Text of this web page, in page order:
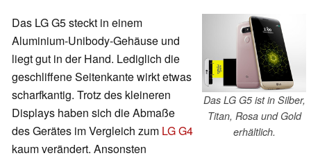
Das LG G5 ist in Silber,
Titan, Rosa und Gold
erhältlich.
Das LG G5 steckt in einem
Aluminium-Unibody-Gehäuse und
liegt gut in der Hand. Lediglich die
geschliffene Seitenkante wirkt etwas
scharfkantig. Trotz des kleineren
Displays haben sich die Abmaße
des Gerätes im Vergleich zum LG G4
kaum verändert. Ansonsten